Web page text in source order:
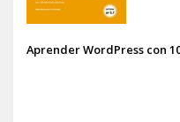
Aprender WordPress con